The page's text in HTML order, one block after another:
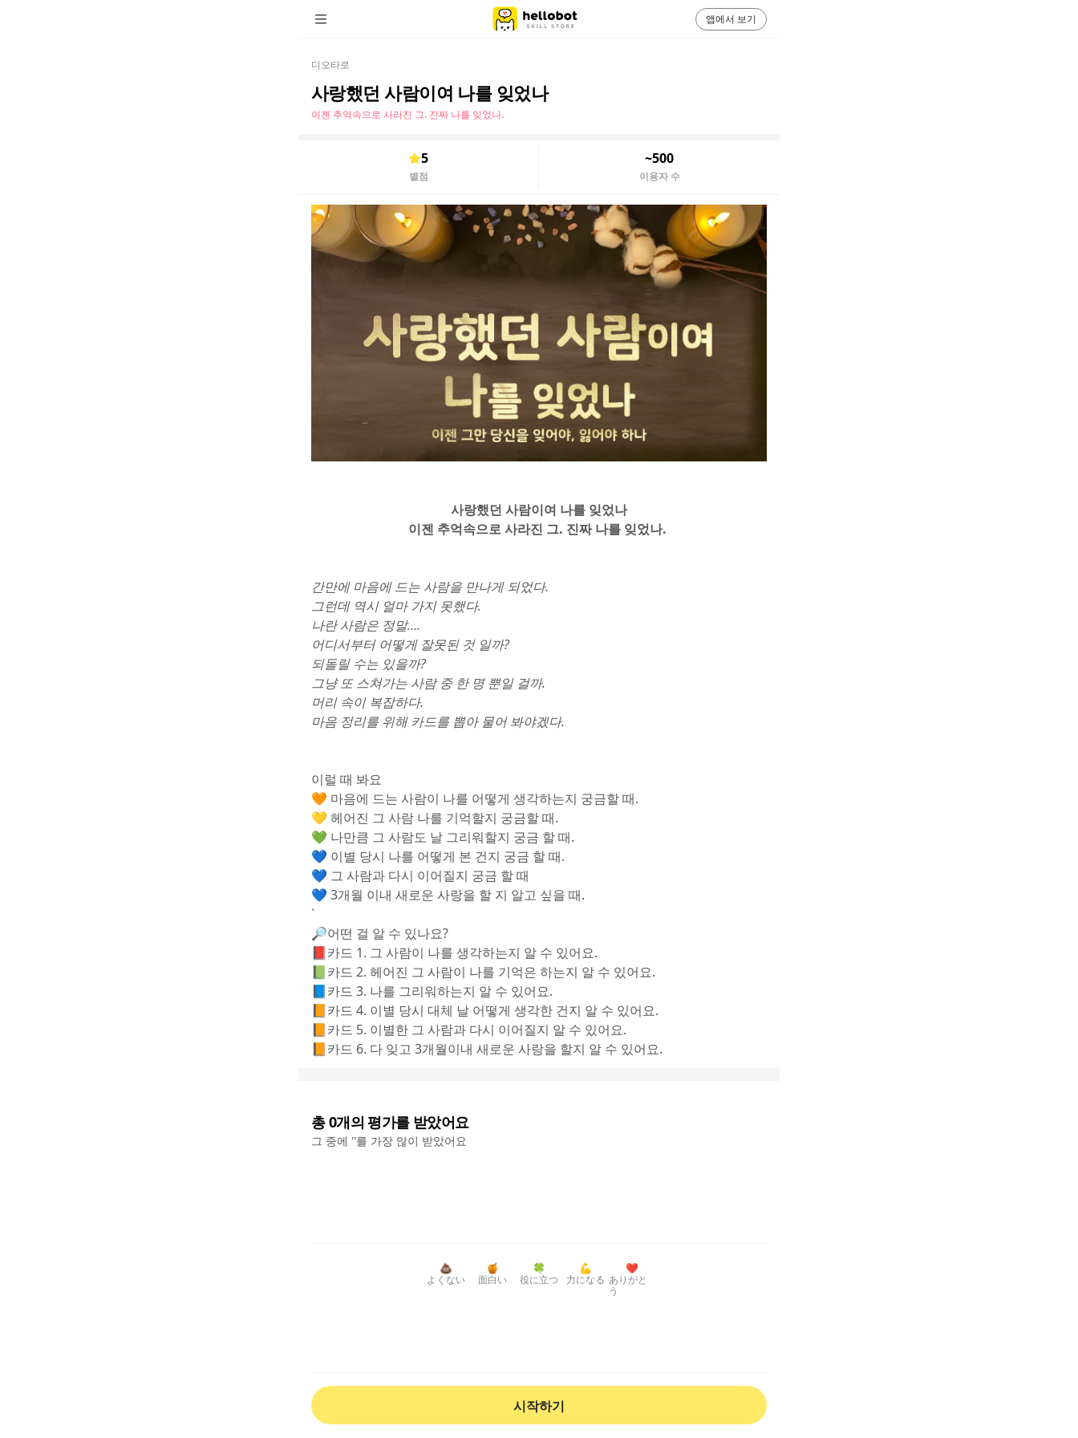
디오타로
사랑했던 사람이여 나를 잊었나
이젠 추억속으로 사라진 그. 진짜 나를 잊었나.
5
별점
~500
이용자 수
사랑했던 사람이여 나를 잊었나
이젠 추억속으로 사라진 그. 진짜 나를 잊었나.
간만에 마음에 드는 사람을 만나게 되었다.
그런데 역시 얼마 가지 못했다.
나란 사람은 정말….
어디서부터 어떻게 잘못된 것 일까?
되돌릴 수는 있을까?
그냥 또 스쳐가는 사람 중 한 명 뿐일 걸까.
머리 속이 복잡하다.
마음 정리를 위해 카드를 뽑아 물어 봐야겠다.
이럴 때 봐요
🧡 마음에 드는 사람이 나를 어떻게 생각하는지 궁금할 때.
💛 헤어진 그 사람 나를 기억할지 궁금할 때.
💚 나만큼 그 사람도 날 그리워할지 궁금 할 때.
💙 이별 당시 나를 어떻게 본 건지 궁금 할 때.
💙 그 사람과 다시 이어질지 궁금 할 때
💙 3개월 이내 새로운 사랑을 할 지 알고 싶을 때.
`
🔎어떤 걸 알 수 있나요?
📕카드 1. 그 사람이 나를 생각하는지 알 수 있어요.
📗카드 2. 헤어진 그 사람이 나를 기억은 하는지 알 수 있어요.
📘카드 3. 나를 그리워하는지 알 수 있어요.
📙카드 4. 이별 당시 대체 날 어떻게 생각한 건지 알 수 있어요.
📙카드 5. 이별한 그 사람과 다시 이어질지 알 수 있어요.
📙카드 6. 다 잊고 3개월이내 새로운 사랑을 할지 알 수 있어요.
총0개의 평가를 받았어요
그 중에 ''를 가장 많이 받았어요
💩
よくない
🍯
面白い
🍀
役に立つ
💪
力になる
❤️
ありがと
う
시작하기
앱에서 보기